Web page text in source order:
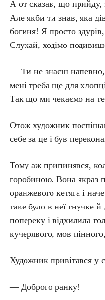
А от сказав, що прийду,
Але якби ти знав, яка
богиня! Я просто
Слухай, ходімо
— Ти не знаєш напевно,
мені треба ще для
Так що ми чекаємо на
Отож художник
себе за це і був
Тому аж припинявся,
горобиною. Вона якраз
оранжевого кетяга і
таке було в неї гнучке й
попереку і відхилила
кучерявого, мов
Художник привітався у
— Доброго ранку!